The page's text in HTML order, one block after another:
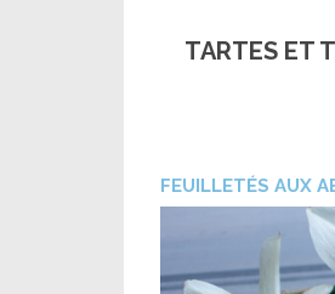
TARTES ET
FEUILLETÉS AUX